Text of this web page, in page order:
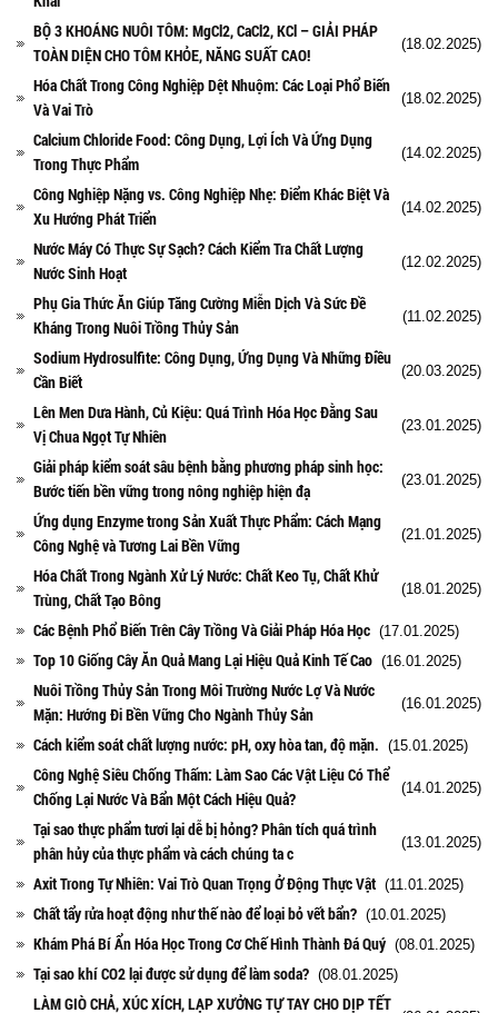
BỘ 3 KHOÁNG NUÔI TÔM: MgCl2, CaCl2, KCl – GIẢI PHÁP
TOÀN DIỆN CHO TÔM KHỎE, NĂNG SUẤT CAO!
(18.02.2025)
Hóa Chất Trong Công Nghiệp Dệt Nhuộm: Các Loại Phổ Biến
Và Vai Trò
(18.02.2025)
Calcium Chloride Food: Công Dụng, Lợi Ích Và Ứng Dụng
Trong Thực Phẩm
(14.02.2025)
Công Nghiệp Nặng vs. Công Nghiệp Nhẹ: Điểm Khác Biệt Và
Xu Hướng Phát Triển
(14.02.2025)
Nước Máy Có Thực Sự Sạch? Cách Kiểm Tra Chất Lượng
Nước Sinh Hoạt
(12.02.2025)
Phụ Gia Thức Ăn Giúp Tăng Cường Miễn Dịch Và Sức Đề
Kháng Trong Nuôi Trồng Thủy Sản
(11.02.2025)
Sodium Hydrosulfite: Công Dụng, Ứng Dụng Và Những Điều
Cần Biết
(20.03.2025)
Lên Men Dưa Hành, Củ Kiệu: Quá Trình Hóa Học Đằng Sau
Vị Chua Ngọt Tự Nhiên
(23.01.2025)
Giải pháp kiểm soát sâu bệnh bằng phương pháp sinh học:
Bước tiến bền vững trong nông nghiệp hiện đạ
(23.01.2025)
Ứng dụng Enzyme trong Sản Xuất Thực Phẩm: Cách Mạng
Công Nghệ và Tương Lai Bền Vững
(21.01.2025)
Hóa Chất Trong Ngành Xử Lý Nước: Chất Keo Tụ, Chất Khử
Trùng, Chất Tạo Bông
(18.01.2025)
Các Bệnh Phổ Biến Trên Cây Trồng Và Giải Pháp Hóa Học (17.01.2025)
Top 10 Giống Cây Ăn Quả Mang Lại Hiệu Quả Kinh Tế Cao (16.01.2025)
Nuôi Trồng Thủy Sản Trong Môi Trường Nước Lợ Và Nước
Mặn: Hướng Đi Bền Vững Cho Ngành Thủy Sản
(16.01.2025)
Cách kiểm soát chất lượng nước: pH, oxy hòa tan, độ mặn. (15.01.2025)
Công Nghệ Siêu Chống Thấm: Làm Sao Các Vật Liệu Có Thể
Chống Lại Nước Và Bẩn Một Cách Hiệu Quả?
(14.01.2025)
Tại sao thực phẩm tươi lại dễ bị hỏng? Phân tích quá trình
phân hủy của thực phẩm và cách chúng ta c
(13.01.2025)
Axit Trong Tự Nhiên: Vai Trò Quan Trọng Ở Động Thực Vật (11.01.2025)
Chất tẩy rửa hoạt động như thế nào để loại bỏ vết bẩn? (10.01.2025)
Khám Phá Bí Ẩn Hóa Học Trong Cơ Chế Hình Thành Đá Quý (08.01.2025)
Tại sao khí CO2 lại được sử dụng để làm soda? (08.01.2025)
LÀM GIÒ CHẢ, XÚC XÍCH, LẠP XƯỞNG TỰ TAY CHO DỊP TẾT